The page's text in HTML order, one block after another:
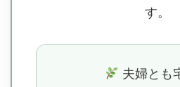
す。
夫婦とも